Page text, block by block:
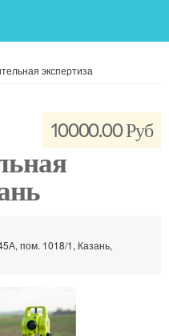
экспертиза
10000.00 Руб
пом. 1018/1, Казань,